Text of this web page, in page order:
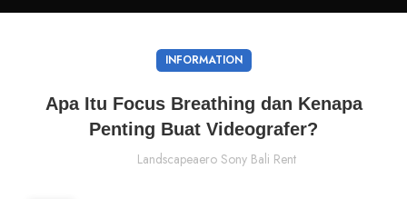
INFORMATION
Apa Itu Focus Breathing dan Kenapa
Penting Buat Videografer?
Landscapeaero Sony Bali Rent